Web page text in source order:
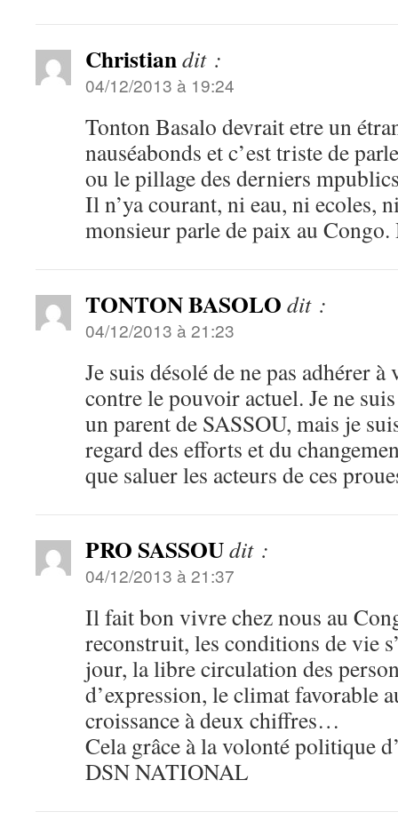
Christiandit :
04/12/2013 à 19:24
Tonton Basalo devrait etre un
nauséabonds et c’est triste de
ou le pillage des derniers
Il n’ya courant, ni eau, ni ecoles,
monsieur parle de paix au
TONTON BASOLO dit :
04/12/2013 à 21:23
Je suis désolé de ne pas adhérer
contre le pouvoir actuel. Je ne
un parent de SASSOU, mais je
regard des efforts et du
que saluer les acteurs de ces
PRO SASSOUdit :
04/12/2013 à 21:37
Il fait bon vivre chez nous au
reconstruit, les conditions de vie
jour, la libre circulation des
d’expression, le climat favorable
croissance à deux chiffres…
Cela grâce à la volonté politique
DSN NATIONAL